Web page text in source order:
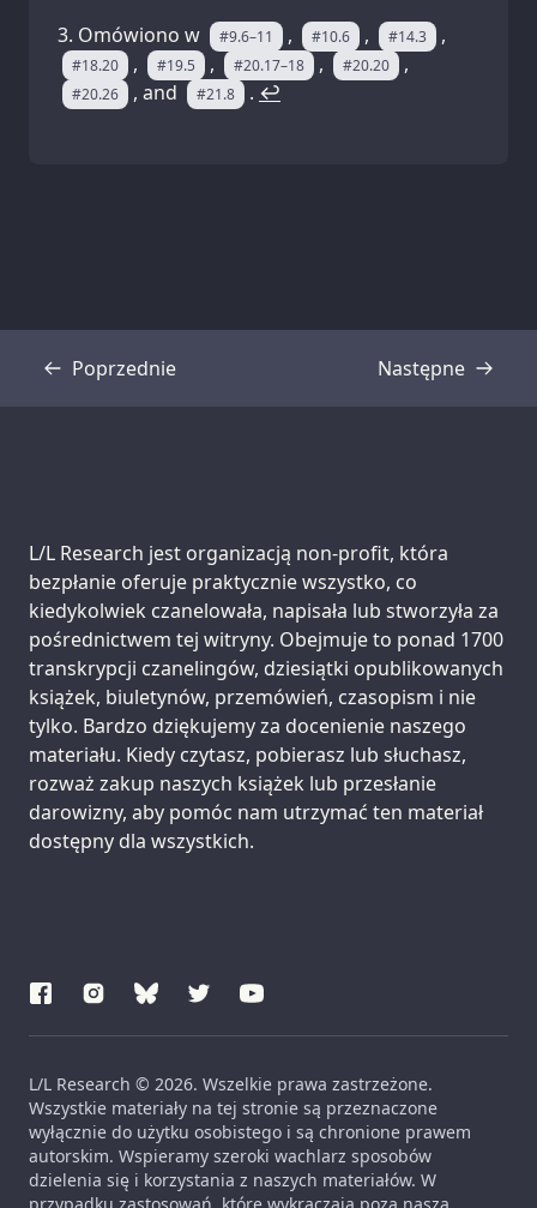
Omówiono w #9.6–11 , #10.6 , #14.3 ,
#18.20 , #19.5 , #20.17–18 , #20.20 ,
#20.26 , and #21.8 . ↩
Poprzednie
Transkrypcja Następne
Transkrypcja
Support us:
L/L Research jest organizacją non-profit, która
bezpłanie oferuje praktycznie wszystko, co
kiedykolwiek czanelowała, napisała lub stworzyła za
pośrednictwem tej witryny. Obejmuje to ponad 1700
transkrypcji czanelingów, dziesiątki opublikowanych
książek, biuletynów, przemówień, czasopism i nie
tylko. Bardzo dziękujemy za docenienie naszego
materiału. Kiedy czytasz, pobierasz lub słuchasz,
rozważ zakup naszych książek lub przesłanie
darowizny, aby pomóc nam utrzymać ten materiał
dostępny dla wszystkich.
L/L Research © 2026. Wszelkie prawa zastrzeżone.
Wszystkie materiały na tej stronie są przeznaczone
wyłącznie do użytku osobistego i są chronione prawem
autorskim. Wspieramy szeroki wachlarz sposobów
dzielenia się i korzystania z naszych materiałów. W
przypadku zastosowań, które wykraczają poza naszą